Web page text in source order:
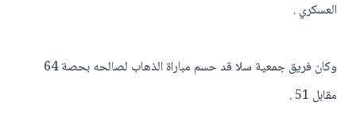
العسكري .
وكان فريق جمعية سلا قد حسم مباراة الذهاب لصالحه بحصة 64
مقابل 51 .